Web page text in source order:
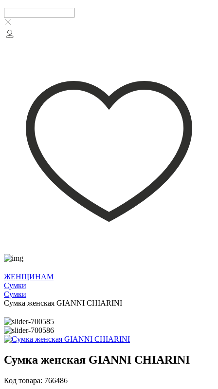
ЖЕНЩИНАМ
Сумки
Сумки
Сумка женская GIANNI CHIARINI
Сумка женская GIANNI CHIARINI
Код товара: 766486